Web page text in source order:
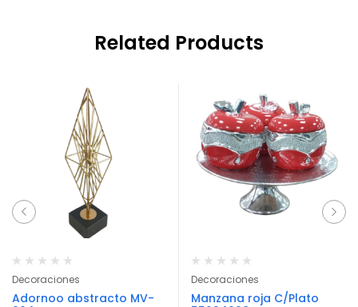
Related Products
Decoraciones
Adornoo abstracto MV-
Decoraciones
Manzana roja C/Plato